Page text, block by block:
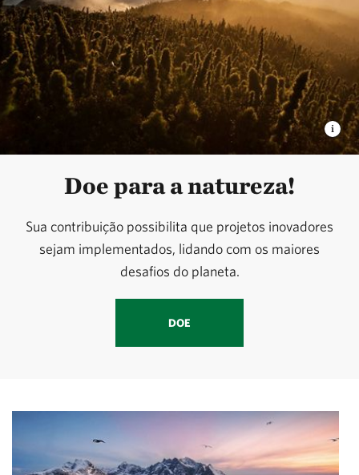
Doe para a natureza!
Sua contribuição possibilita que projetos inovadores
sejam implementados, lidando com os maiores
desafios do planeta.
DOE